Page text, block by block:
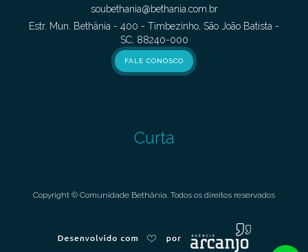
soubethania@bethania.com.br
Estr. Mun. Bethânia - 400 - Timbezinho, São João Batista -
SC, 88240-000
FALE CONOSCO
Curta
Copyright © Comunidade Bethânia. Todos os direitos reservados